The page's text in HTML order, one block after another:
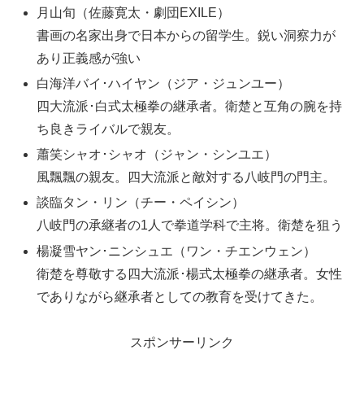
月山旬（佐藤寛太・劇団EXILE）
書画の名家出身で日本からの留学生。鋭い洞察力が
あり正義感が強い
白海洋バイ･ハイヤン（ジア・ジュンユー）
四大流派･白式太極拳の継承者。衛楚と互角の腕を持
ち良きライバルで親友。
蕭笑シャオ･シャオ（ジャン・シンユエ）
風飄飄の親友。四大流派と敵対する八岐門の門主。
談臨タン・リン（チー・ペイシン）
八岐門の承継者の1人で拳道学科で主将。衛楚を狙う
楊凝雪ヤン･ニンシュエ（ワン・チエンウェン）
衛楚を尊敬する四大流派･楊式太極拳の継承者。女性
でありながら継承者としての教育を受けてきた。
スポンサーリンク